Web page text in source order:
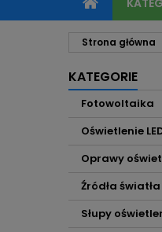
Strona główna
KATEGORIE
Fotowoltaika
Oświetlenie
Oprawy
Źródła światła
Słupy